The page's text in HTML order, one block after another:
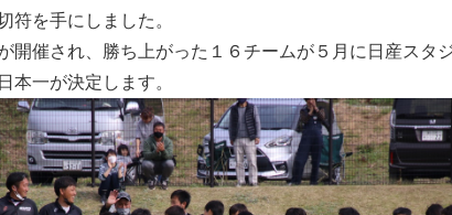
符を手にしました。
開催され、勝ち上がった１６チームが５月に日産スタ
本一が決定します。